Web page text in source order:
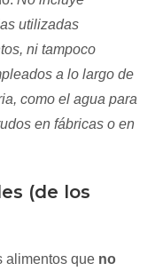
utilizadas
ni tampoco
a lo largo de
como el agua para
en fábricas o en
(de los
alimentos que no